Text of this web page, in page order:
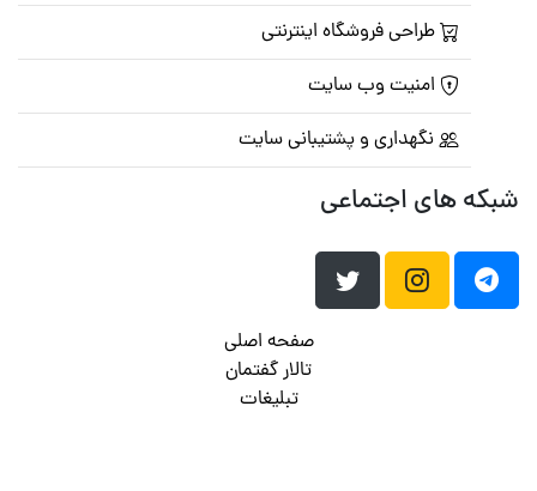
طراحی فروشگاه اینترنتی
امنیت وب سایت
نگهداری و پشتیبانی سایت
شبکه های اجتماعی
صفحه اصلی
تالار گفتمان
تبلیغات